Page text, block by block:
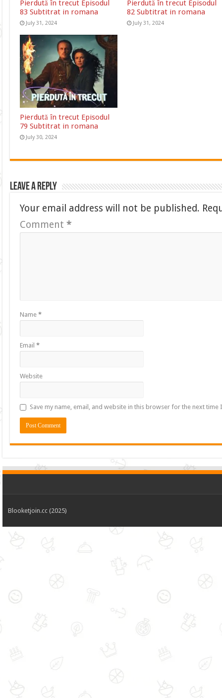
Pierdută în trecut Episodul
83 Subtitrat in romana
July 31, 2024
Pierdută în trecut Episodul
82 Subtitrat in romana
July 31, 2024
Pierdută în trecut Episodul
79 Subtitrat in romana
July 30, 2024
Leave a Reply
Your email address will not be published.
Comment*
Name*
Email*
Website
Save my name, email, and website in this browser for the next time
Blooketjoin.cc (2025)